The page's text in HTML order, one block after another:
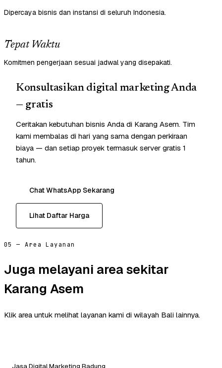
Dipercaya bisnis dan instansi di seluruh Indonesia.
Tepat Waktu
Komitmen pengerjaan sesuai jadwal yang disepakati.
Konsultasikan digital marketing Anda
— gratis
Ceritakan kebutuhan bisnis Anda di Karang Asem. Tim
kami membalas di hari yang sama dengan perkiraan
biaya — dan setiap proyek termasuk server gratis 1
tahun.
Chat WhatsApp Sekarang
Lihat Daftar Harga
05 — Area Layanan
Juga melayani area sekitar
Karang Asem
Klik area untuk melihat layanan kami di wilayah Bali lainnya.
Jasa Digital Marketing Badung